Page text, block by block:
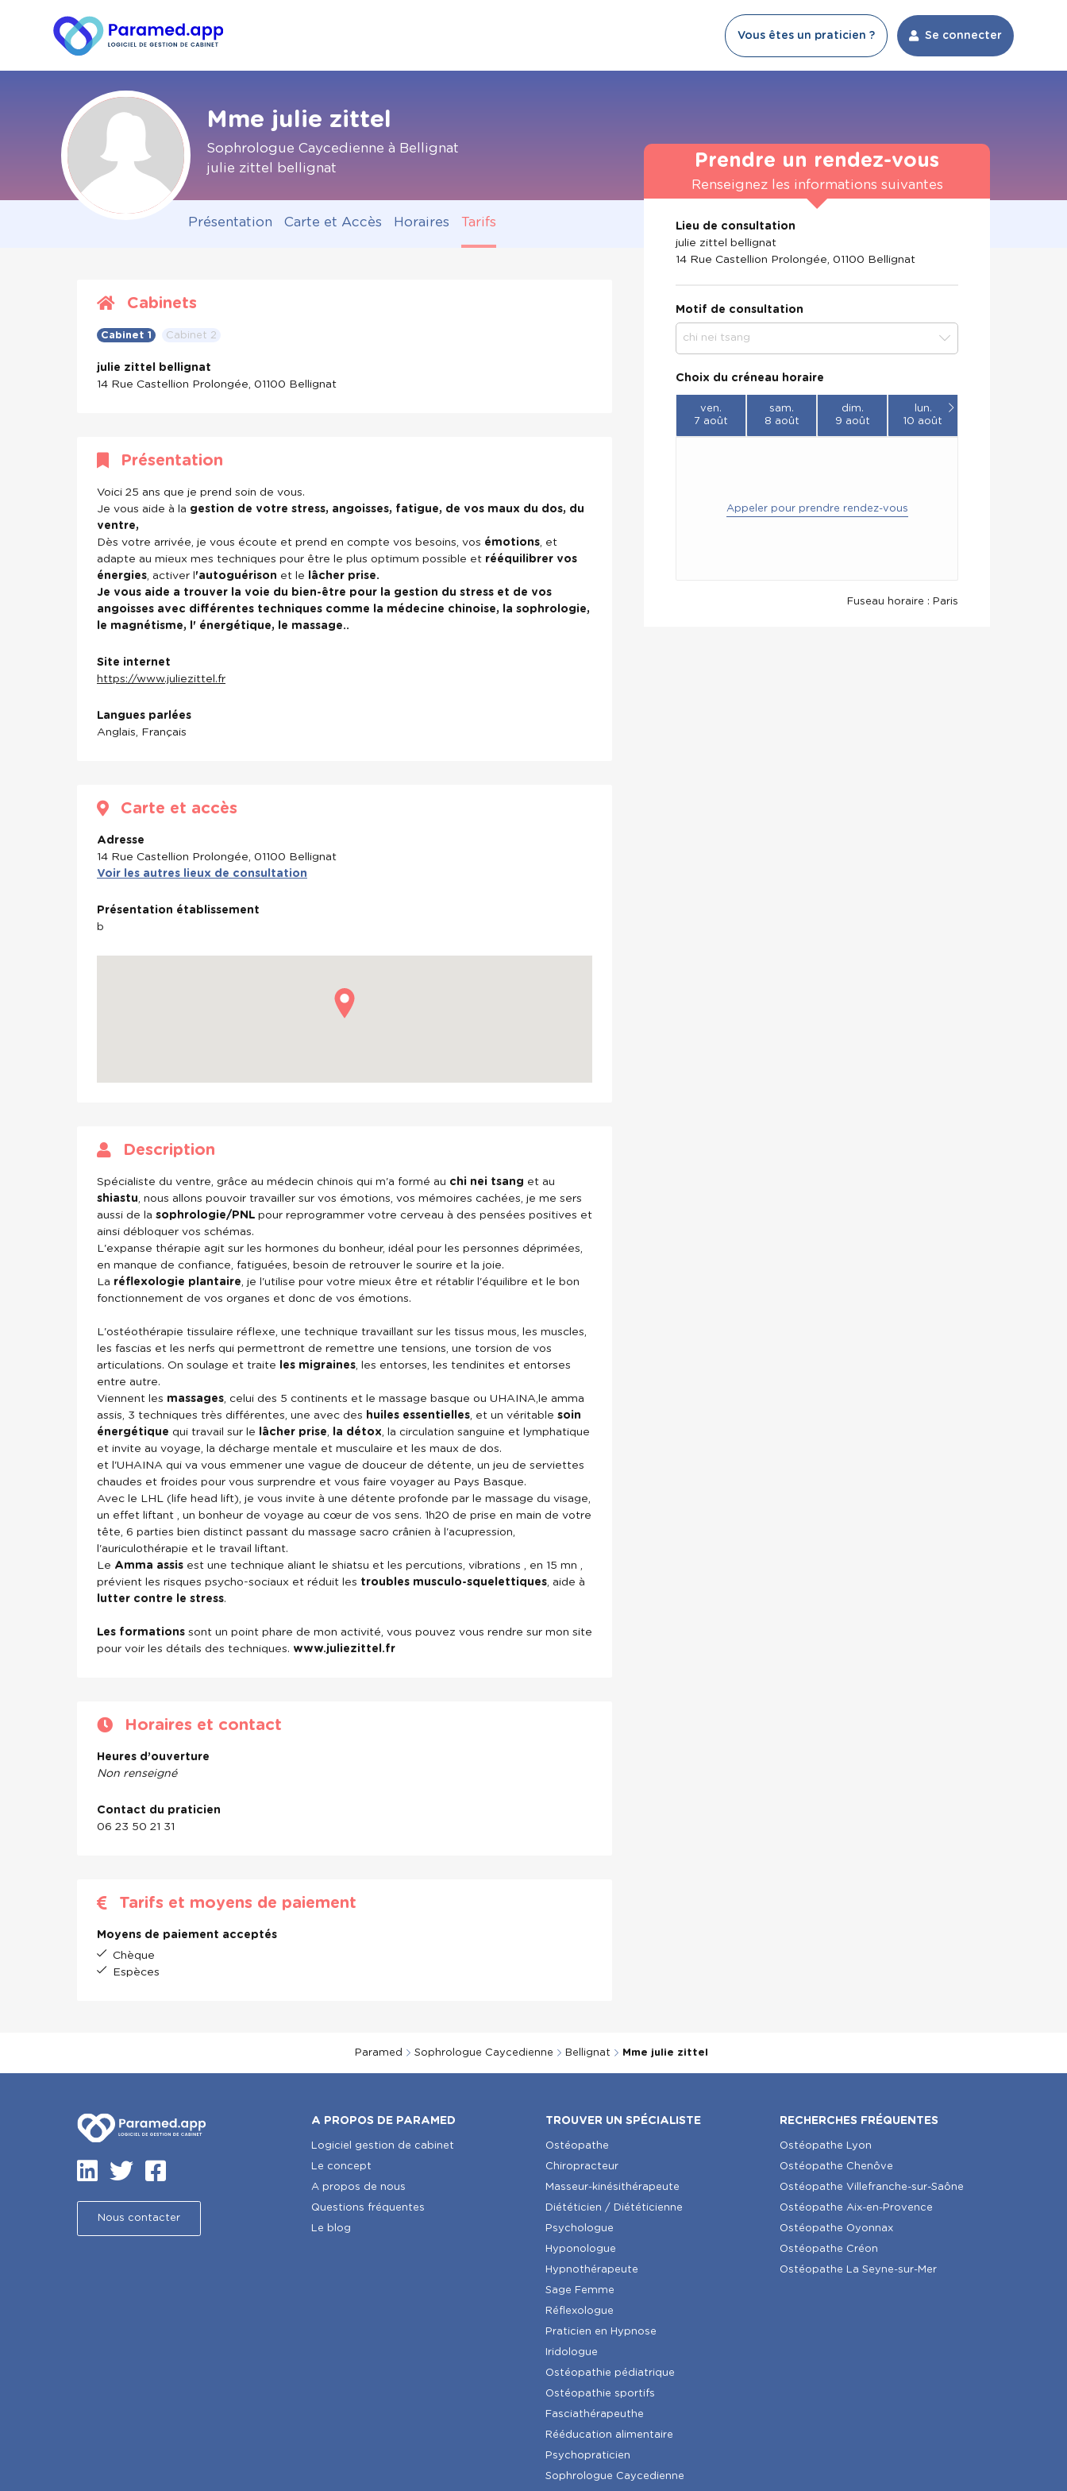
Vous êtes un praticien ? Se connecter
Mme julie zittel
Sophrologue Caycedienne à Bellignat
julie zittel bellignat
Présentation Carte et Accès Horaires Tarifs
Cabinets
Cabinet 1 Cabinet 2
julie zittel bellignat
14 Rue Castellion Prolongée, 01100 Bellignat
Présentation
Voici 25 ans que je prend soin de vous.
Je vous aide à la gestion de votre stress, angoisses, fatigue, de vos maux du dos, du
ventre,
Dès votre arrivée, je vous écoute et prend en compte vos besoins, vos émotions , et
adapte au mieux mes techniques pour être le plus optimum possible et rééquilibrer vos
énergies , activer l'autoguérison et le lâcher prise.
Je vous aide a trouver la voie du bien-être pour la gestion du stress et de vos
angoisses avec différentes techniques comme la médecine chinoise, la sophrologie,
le magnétisme, l' énergétique, le massage..
Site internet
https://www.juliezittel.fr
Langues parlées
Anglais, Français
Carte et accès
Adresse
14 Rue Castellion Prolongée, 01100 Bellignat
Voir les autres lieux de consultation
Présentation établissement
b
Description
Spécialiste du ventre, grâce au médecin chinois qui m'a formé au chi nei tsang et au
shiastu , nous allons pouvoir travailler sur vos émotions, vos mémoires cachées, je me sers
aussi de la sophrologie/PNL pour reprogrammer votre cerveau à des pensées positives et
ainsi débloquer vos schémas.
L'expanse thérapie agit sur les hormones du bonheur, idéal pour les personnes déprimées,
en manque de confiance, fatiguées, besoin de retrouver le sourire et la joie.
La réflexologie plantaire , je l'utilise pour votre mieux être et rétablir l'équilibre et le bon
fonctionnement de vos organes et donc de vos émotions.
L'ostéothérapie tissulaire réflexe, une technique travaillant sur les tissus mous, les muscles,
les fascias et les nerfs qui permettront de remettre une tensions, une torsion de vos
articulations. On soulage et traite
les migraines , les entorses, les tendinites et entorses
entre autre.
Viennent les massages , celui des 5 continents et le massage basque ou UHAINA,le amma
assis, 3 techniques très différentes, une avec des huiles essentielles , et un véritable soin
énergétique qui travail sur le lâcher prise la détox , la circulation sanguine et lymphatique
et invite au voyage, la décharge mentale et musculaire et les maux de dos.
et l'UHAINA qui va vous emmener une vague de douceur de détente, un jeu de serviettes
chaudes et froides pour vous surprendre et vous faire voyager au Pays Basque.
Avec le LHL (life head lift), je vous invite à une détente profonde par le massage du visage,
un effet liftant , un bonheur de voyage au cœur de vos sens. 1h20 de prise en main de votre
tête, 6 parties bien distinct passant du massage sacro crânien à l'acupression,
l'auriculothérapie et le travail liftant.
Le Amma assis est une technique aliant le shiatsu et les percutions, vibrations , en 15 mn ,
prévient les risques psycho-sociaux et réduit les troubles musculo-squelettiques , aide à
lutter contre le stress.
Les formations sont un point phare de mon activité, vous pouvez vous rendre sur mon site
pour voir les détails des techniques. www.juliezittel.fr
Horaires et contact
Heures d’ouverture
Non renseigné
Contact du praticien
06 23 50 21 31
Tarifs et moyens de paiement
Moyens de paiement acceptés
Chèque
Espèces
Prendre un rendez-vous
Renseignez les informations suivantes
Lieu de consultation
julie zittel bellignat
14 Rue Castellion Prolongée, 01100 Bellignat
Motif de consultation
chi nei tsang
Choix du créneau horaire
ven.
7 août
sam.
8 août
dim.
9 août
lun.
10 août
Appeler pour prendre rendez-vous
Fuseau horaire : Paris
Paramed Sophrologue Caycedienne Bellignat Mme julie zittel
Nous contacter
A PROPOS DE PARAMED
Logiciel gestion de cabinet
Le concept
A propos de nous
Questions fréquentes
Le blog
TROUVER UN SPÉCIALISTE
Ostéopathe
Chiropracteur
Masseur-kinésithérapeute
Diététicien / Diététicienne
Psychologue
Hyponologue
Hypnothérapeute
Sage Femme
Réflexologue
Praticien en Hypnose
Iridologue
Ostéopathie pédiatrique
Ostéopathie sportifs
Fasciathérapeuthe
Rééducation alimentaire
Psychopraticien
Sophrologue Caycedienne
RECHERCHES FRÉQUENTES
Ostéopathe Lyon
Ostéopathe Chenôve
Ostéopathe Villefranche-sur-Saône
Ostéopathe Aix-en-Provence
Ostéopathe Oyonnax
Ostéopathe Créon
Ostéopathe La Seyne-sur-Mer